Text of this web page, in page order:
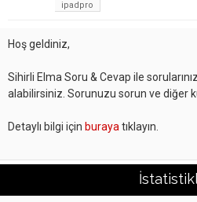
ipadpro
Hoş geldiniz,
Sihirli Elma Soru & Cevap ile
alabilirsiniz. Sorunuzu sorun ve diğer
Detaylı bilgi için buraya tıklayın.